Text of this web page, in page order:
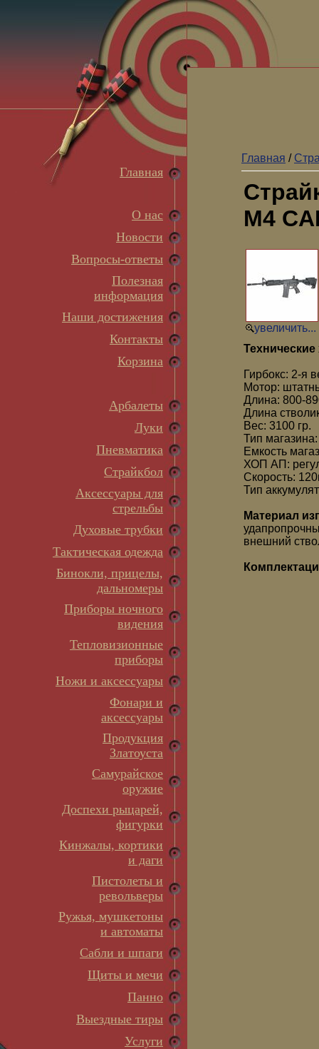
Главная
О нас
Новости
Вопросы-ответы
Полезная
информация
Наши достижения
Контакты
Корзина
Арбалеты
Луки
Пневматика
Страйкбол
Аксессуары для
стрельбы
Духовые трубки
Тактическая одежда
Бинокли, прицелы,
дальномеры
Приборы ночного
видения
Тепловизионные
приборы
Ножи и аксессуары
Фонари и
аксессуары
Продукция
Златоуста
Самурайское
оружие
Доспехи рыцарей,
фигурки
Кинжалы, кортики
и даги
Пистолеты и
револьверы
Ружья, мушкетоны
и автоматы
Сабли и шпаги
Щиты и мечи
Панно
Выездные тиры
Услуги
Главная /
M4
увеличить...
Технические
Гирбокс: 2-я
Мотор:
Длина: 800-
Длина
Вес: 3100 гр.
Тип
Емкость
ХОП АП:
Скорость:
Тип
Материал
внешний